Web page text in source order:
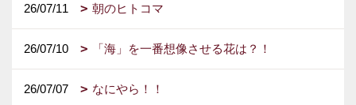
26/07/11 朝のヒトコマ
26/07/10 「海」を一番想像させる花は？！
26/07/07 なにやら！！